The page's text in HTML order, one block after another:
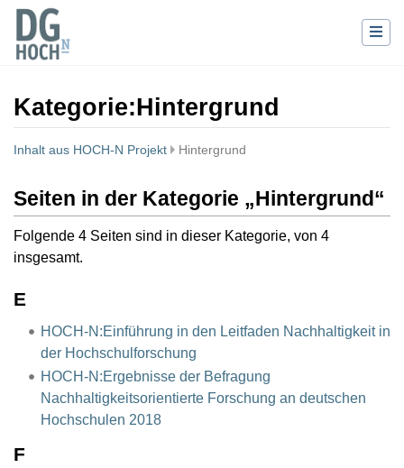
Kategorie:Hintergrund
Inhalt aus HOCH-N Projekt Hintergrund
Seiten in der Kategorie „Hintergrund“
Folgende 4 Seiten sind in dieser Kategorie, von 4
insgesamt.
E
HOCH-N:Einführung in den Leitfaden Nachhaltigkeit in
der Hochschulforschung
HOCH-N:Ergebnisse der Befragung
Nachhaltigkeitsorientierte Forschung an deutschen
Hochschulen 2018
F